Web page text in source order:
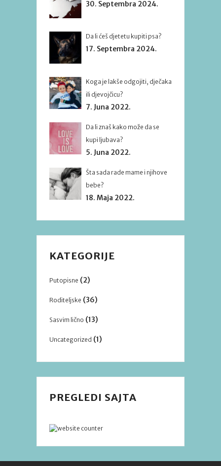
30. Septembra 2024.
Da li ćeš djetetu kupiti psa?
17. Septembra 2024.
Koga je lakše odgojiti, dječaka
ili djevojčicu?
7. Juna 2022.
Da li znaš kako može da se
kupi ljubava?
5. Juna 2022.
Šta sada rade mame i njihove
bebe?
18. Maja 2022.
KATEGORIJE
Putopisne (2)
Roditeljske (36)
Sasvim lično (13)
Uncategorized (1)
PREGLEDI SAJTA